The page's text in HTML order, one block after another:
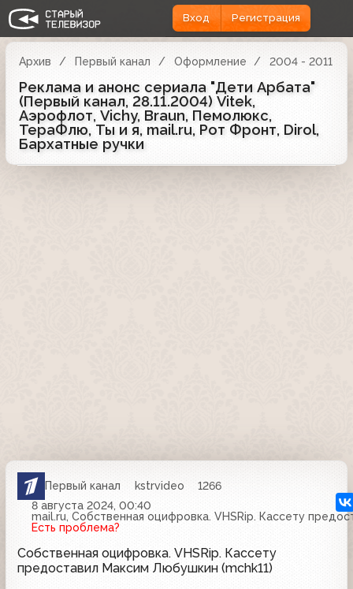
Вход Регистрация
Архив Первый канал Оформление 2004 - 2011
Реклама и анонс сериала "Дети Арбата"
(Первый канал, 28.11.2004) Vitek,
Аэрофлот, Vichy, Braun, Пемолюкс,
ТераФлю, Ты и я, mail.ru, Рот Фронт, Dirol,
Бархатные ручки
Первый канал kstrvideo
1266
8 августа 2024, 00:40
mail.ru, Собственная оцифровка. VHSRip. Кассету
Есть проблема?
Собственная оцифровка. VHSRip. Кассету
предоставил Максим Любушкин (mchk11)